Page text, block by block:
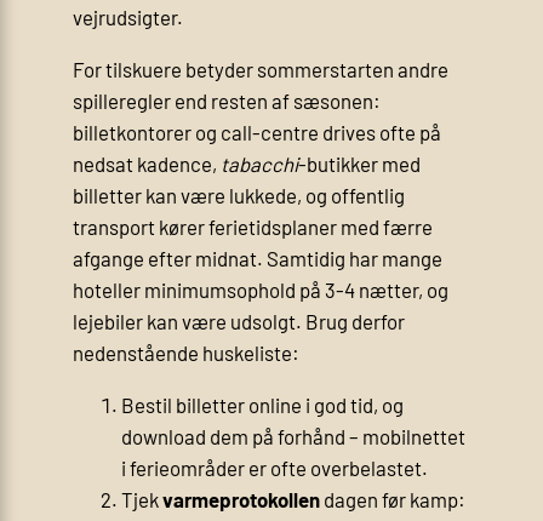
vejrudsigter.
For tilskuere betyder sommerstarten andre
spilleregler end resten af sæsonen:
billetkontorer og call-centre drives ofte på
nedsat kadence, tabacchi-butikker med
billetter kan være lukkede, og offentlig
transport kører ferietidsplaner med færre
afgange efter midnat. Samtidig har mange
hoteller minimumsophold på 3-4 nætter, og
lejebiler kan være udsolgt. Brug derfor
nedenstående huskeliste:
Bestil billetter online i god tid, og
download dem på forhånd – mobilnettet
i ferieområder er ofte overbelastet.
Tjekvarmeprotokollendagen før kamp: